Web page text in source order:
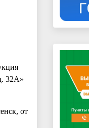
32А»
от